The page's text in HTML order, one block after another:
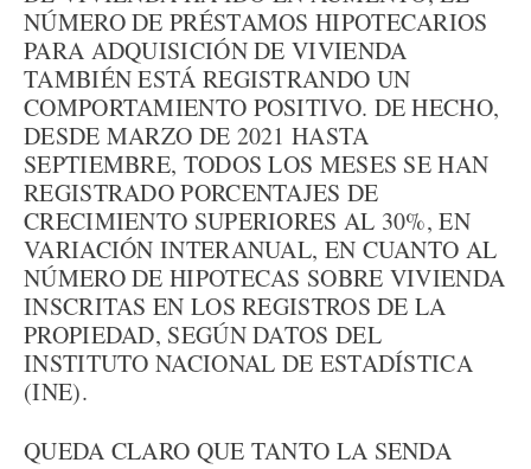
NÚMERO DE PRÉSTAMOS HIPOTECARIOS
PARA ADQUISICIÓN DE VIVIENDA
TAMBIÉN ESTÁ REGISTRANDO UN
COMPORTAMIENTO POSITIVO. DE HECHO,
DESDE MARZO DE 2021 HASTA
SEPTIEMBRE, TODOS LOS MESES SE HAN
REGISTRADO PORCENTAJES DE
CRECIMIENTO SUPERIORES AL 30%, EN
VARIACIÓN INTERANUAL, EN CUANTO AL
NÚMERO DE HIPOTECAS SOBRE VIVIENDA
INSCRITAS EN LOS REGISTROS DE LA
PROPIEDAD, SEGÚN DATOS DEL
INSTITUTO NACIONAL DE ESTADÍSTICA
(INE).
QUEDA CLARO QUE TANTO LA SENDA